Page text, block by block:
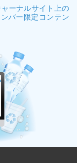
ーナルサイト上の
バー限定コンテン